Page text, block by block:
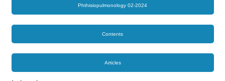
Phthisiopulmonology 02-2024
Contents
Articles